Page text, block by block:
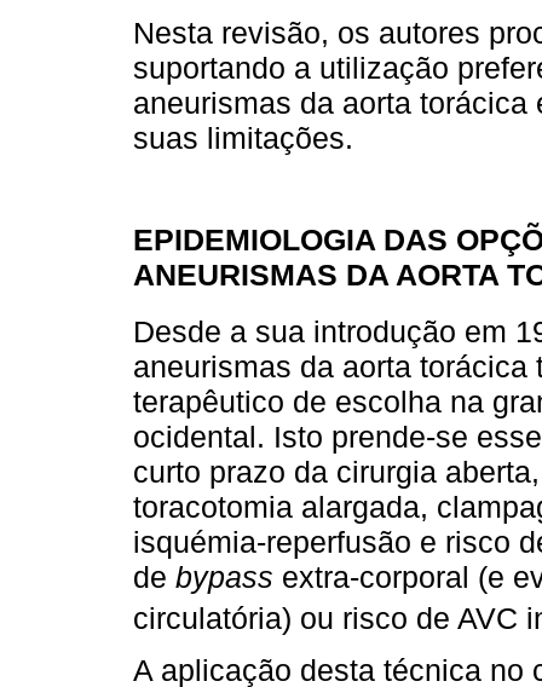
Nesta revisão, os autores
suportando a utilização
aneurismas da aorta
suas limitações.
EPIDEMIOLOGIA DAS
ANEURISMAS DA AORTA
Desde a sua introdução em
aneurismas da aorta
terapêutico de escolha na
ocidental. Isto prende-se
curto prazo da cirurgia
toracotomia alargada,
isquémia-reperfusão e risco
de bypass extra-corporal (e
circulatória) ou risco de AVC
A aplicação desta técnica no